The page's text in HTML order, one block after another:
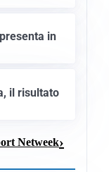
una
Netweek